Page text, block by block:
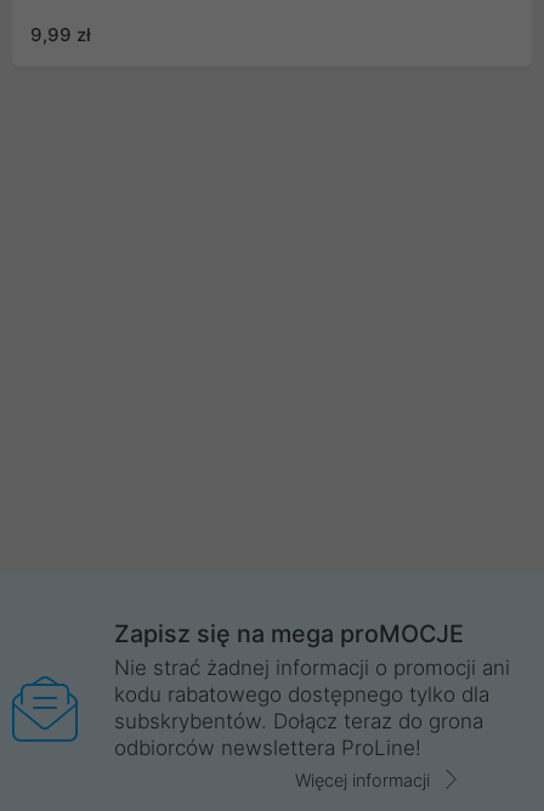
9,99 zł
Zapisz się na mega proMOCJE
Nie strać żadnej informacji o promocji ani
kodu rabatowego dostępnego tylko dla
subskrybentów. Dołącz teraz do grona
odbiorców newslettera ProLine!
Więcej informacji